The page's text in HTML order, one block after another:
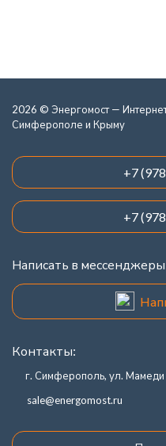
2026 © Энергомост —
Симферополе и Крыму
+7
+7
Написать в
Контакты:
г. Симферополь, ул.
sale@energomost.ru